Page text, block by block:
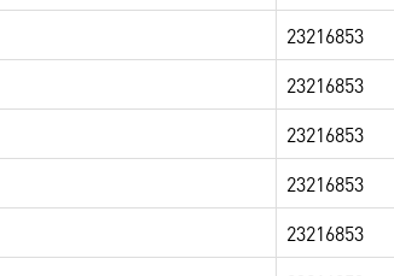
23216853
23216853
23216853
23216853
23216853